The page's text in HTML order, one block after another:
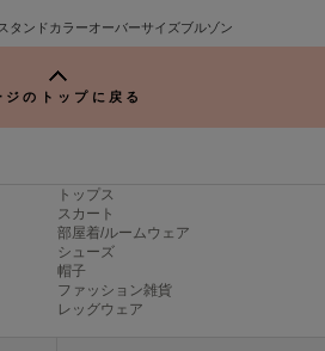
スタンドカラーオーバーサイズブルゾン
ジのトップに戻る
トップス
スカート
部屋着/ルームウェア
シューズ
帽子
ファッション雑貨
レッグウェア